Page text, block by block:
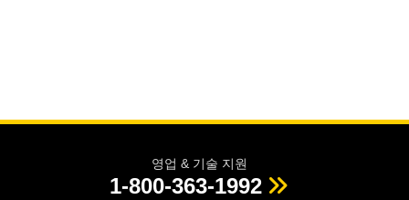
영업 & 기술 지원
1-800-363-1992